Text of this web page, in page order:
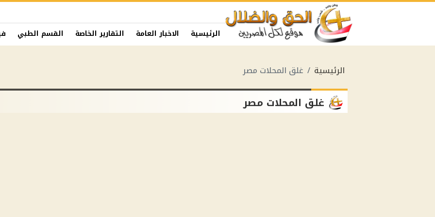
الرئيسية الاخبار العامة التقارير الخاصة القسم الطبي
الرئيسية غلق المحلات مصر
غلق المحلات مصر